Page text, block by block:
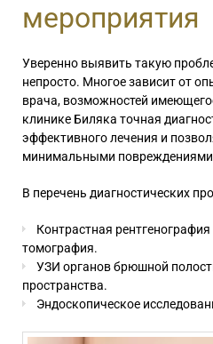
мероприятия
Уверенно выявить такую
непросто. Многое зависит от
врача, возможностей
клинике Биляка точная
эффективного лечения и
минимальными
В перечень диагностических
Контрастная
томография.
УЗИ органов брюшной
пространства.
Эндоскопическое